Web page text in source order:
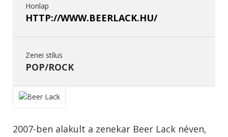
Honlap
HTTP://WWW.BEERLACK.HU/
Zenei stílus
POP/ROCK
2007-ben alakult a zenekar Beer Lack néven,